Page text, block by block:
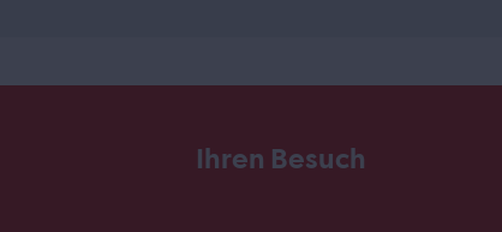
Ihren Besuch